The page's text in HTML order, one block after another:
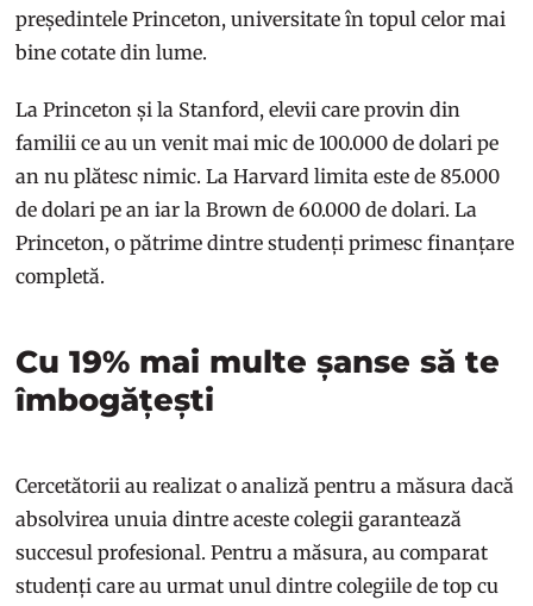
președintele Princeton, universitate în topul celor mai
bine cotate din lume.
La Princeton și la Stanford, elevii care provin din
familii ce au un venit mai mic de 100.000 de dolari pe
an nu plătesc nimic. La Harvard limita este de 85.000
de dolari pe an iar la Brown de 60.000 de dolari. La
Princeton, o pătrime dintre studenți primesc finanțare
completă.
Cu 19% mai multe șanse să te
îmbogățești
Cercetătorii au realizat o analiză pentru a măsura dacă
absolvirea unuia dintre aceste colegii garantează
succesul profesional. Pentru a măsura, au comparat
studenți care au urmat unul dintre colegiile de top cu